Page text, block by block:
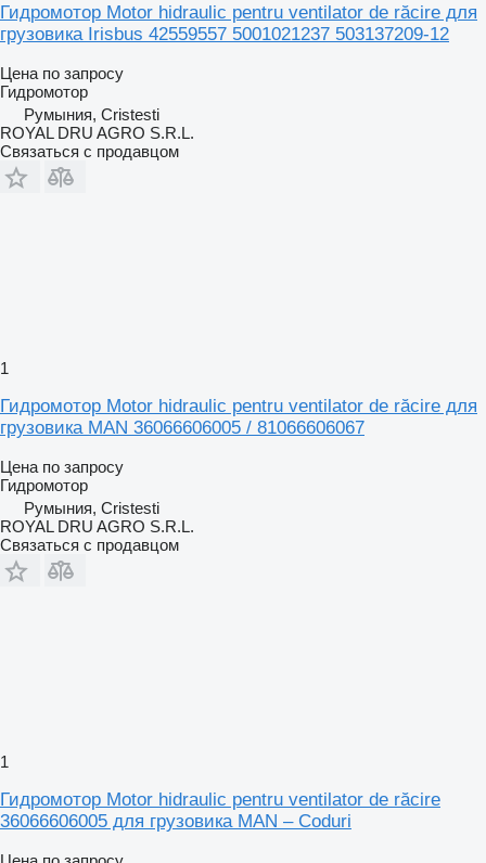
Гидромотор Motor hidraulic pentru ventilator de răcire для
грузовика Irisbus 42559557 5001021237 503137209-12
Цена по запросу
Гидромотор
Румыния, Cristesti
ROYAL DRU AGRO S.R.L.
Связаться с продавцом
1
Гидромотор Motor hidraulic pentru ventilator de răcire для
грузовика MAN 36066606005 / 81066606067
Цена по запросу
Гидромотор
Румыния, Cristesti
ROYAL DRU AGRO S.R.L.
Связаться с продавцом
1
Гидромотор Motor hidraulic pentru ventilator de răcire
36066606005 для грузовика MAN – Coduri